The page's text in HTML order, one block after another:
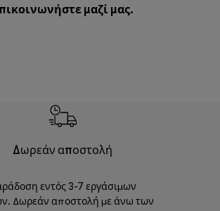
μαζί μας.
Δωρεάν αποστολή
εντός 3-7 εργάσιμων
Δωρεάν αποστολή με άνω των